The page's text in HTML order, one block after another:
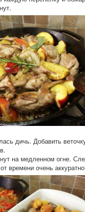
дичь. Добавить
на медленном огне.
времени очень